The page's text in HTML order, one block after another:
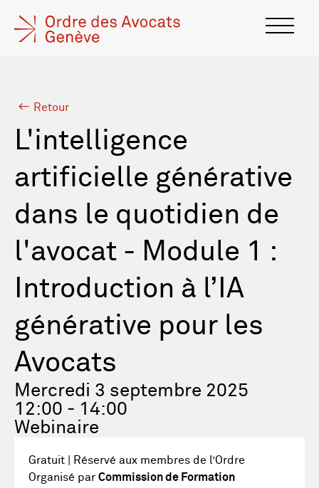
Retour
L'intelligence
artificielle générative
dans le quotidien de
l'avocat - Module 1 :
Introduction à l’IA
générative pour les
Avocats
Mercredi 3 septembre 2025
12:00 - 14:00
Webinaire
Gratuit | Réservé aux membres de l’Ordre
Organisé par Commission de Formation